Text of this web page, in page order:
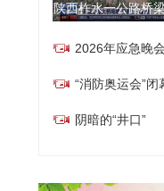
陕西柞水一公路桥
2026年应急晚
“消防奥运会”闭
阴暗的“井口”